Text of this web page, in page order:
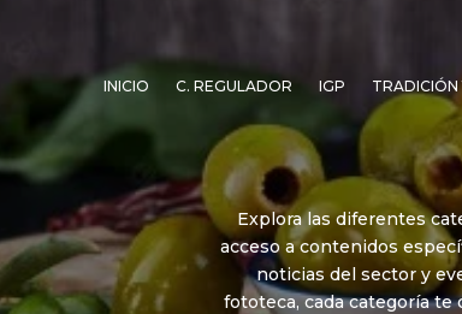
INICIO C. REGULADOR IGP TRADICIÓN
Explora las diferentes
acceso a contenidos
noticias del sector y
fototeca, cada categoría te